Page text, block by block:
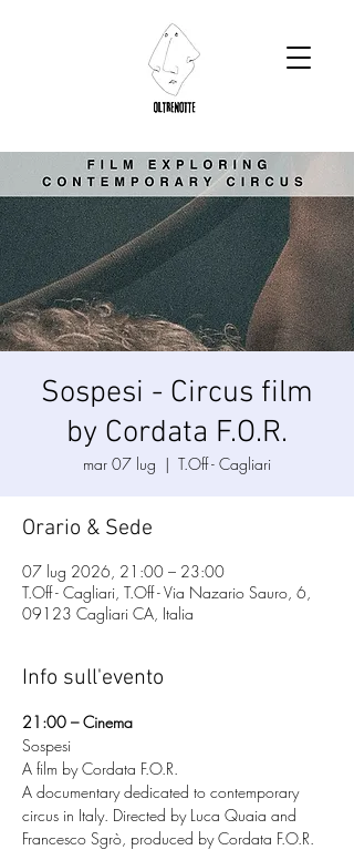
Sospesi - Circus film
by Cordata F.O.R.
mar 07 lug
  |
T.Off - Cagliari
Orario & Sede
07 lug 2026, 21:00 – 23:00
T.Off - Cagliari, T.Off - Via Nazario Sauro, 6,
09123 Cagliari CA, Italia
Info sull'evento
21:00 – Cinema
Sospesi
A film by Cordata F.O.R.
A documentary dedicated to contemporary
circus in Italy. Directed by Luca Quaia and
Francesco Sgrò, produced by Cordata F.O.R.